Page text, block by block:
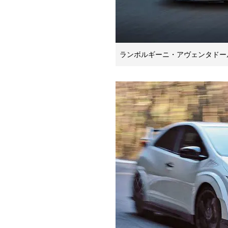
ランボルギーニ・アヴェンタドー